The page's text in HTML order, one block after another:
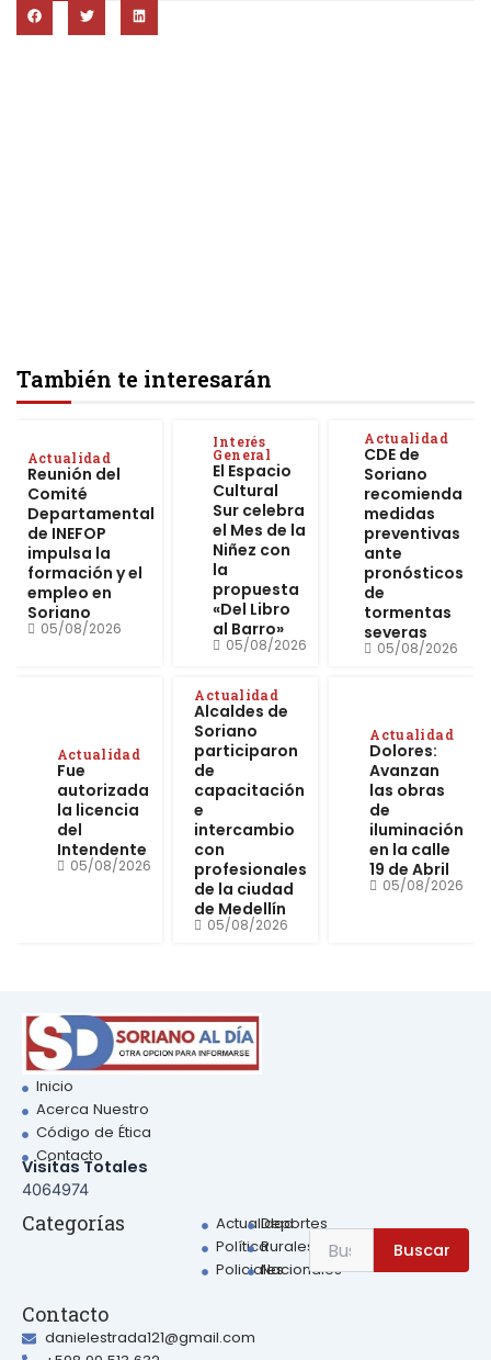
También te interesarán
Actualidad
Reunión del
Comité
Departamental
de INEFOP
impulsa la
formación y el
empleo en
Soriano
05/08/2026
Interés
General
El Espacio
Cultural
Sur celebra
el Mes de la
Niñez con
la
propuesta
«Del Libro
al Barro»
05/08/2026
Actualidad
CDE de
Soriano
recomienda
medidas
preventivas
ante
pronósticos
de
tormentas
severas
05/08/2026
Actualidad
Fue
autorizada
la licencia
del
Intendente
05/08/2026
Actualidad
Alcaldes de
Soriano
participaron
de
capacitación
e
intercambio
con
profesionales
de la ciudad
de Medellín
05/08/2026
Actualidad
Dolores:
Avanzan
las obras
de
iluminación
en la calle
19 de Abril
05/08/2026
Inicio
Acerca Nuestro
Código de Ética
Contacto
Visitas Totales
4064974
Categorías
Actualidad
Política
Policiales
Deportes
Rurales
Nacionales
Search
for:
Buscar
Contacto
danielestrada121@gmail.com